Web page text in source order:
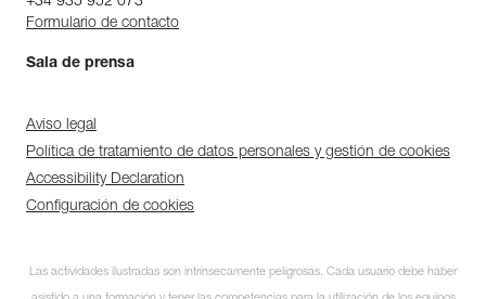
Formulario de contacto
Sala de prensa
Aviso legal
Política de tratamiento de datos personales y gestión de cookies
Accessibility Declaration
Configuración de cookies
Las actividades ilustradas son intrínsecamente peligrosas. Cada usuario debe haber